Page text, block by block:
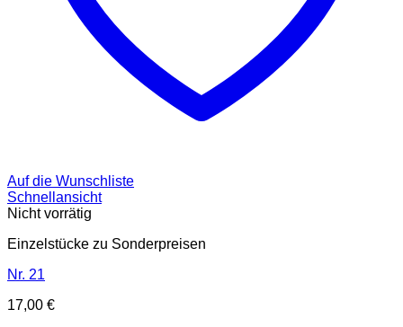
Auf die Wunschliste
Schnellansicht
Nicht vorrätig
Einzelstücke zu Sonderpreisen
Nr. 21
17,00 €